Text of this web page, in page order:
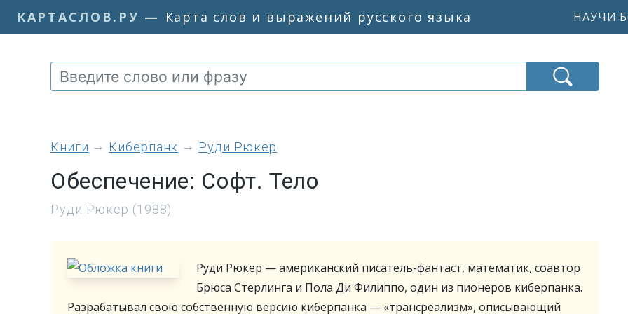
КАРТАСЛОВ.РУ — Карта слов и выражений русского языка НАУЧИ
книги Киберпанк Руди Рюкер
Обеспечение: Софт. Тело
Руди Рюкер (1988)
Руди Рюкер — американский писатель-фантаст, математик, соавтор
Брюса Стерлинга и Пола Ди Филиппо, один из пионеров киберпанка.
Разрабатывал свою собственную версию киберпанка — «трансреализм», описывающий